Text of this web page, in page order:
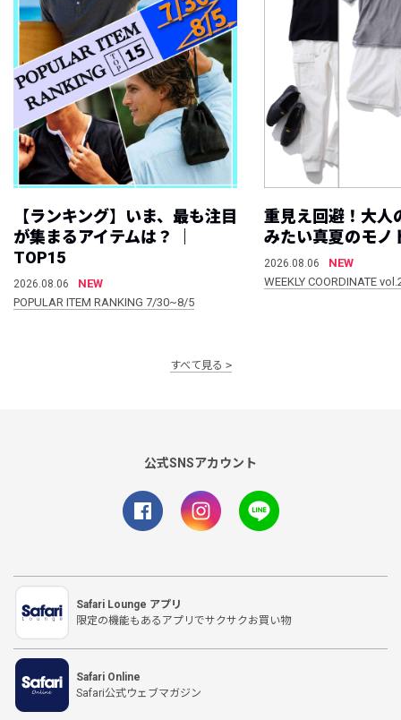
【ランキング】いま、最も注目
が集まるアイテムは？ ｜
TOP15
2026.08.06
NEW
POPULAR ITEM RANKING 7/30~8/5
重見え回避！大人
みたい真夏のモノ
2026.08.06
NEW
WEEKLY COORDINATE
すべて見る
公式SNSアカウント
Safari Lounge アプリ
限定の機能もあるアプリでサクサクお買い物
Safari Online
Safari公式ウェブマガジン